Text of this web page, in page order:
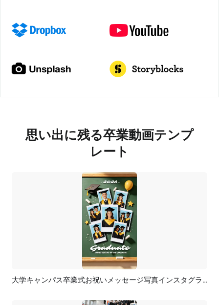
思い出に残る卒業動画テンプ
レート
プレビュー AI再生成 大学キャンパス卒業式お祝いメッセージ写真インスタグラムストーリー